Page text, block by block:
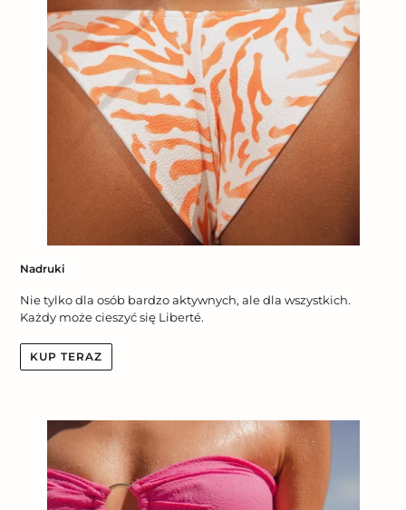
Nadruki
Nie tylko dla osób bardzo aktywnych, ale dla wszystkich.
Każdy może cieszyć się Liberté.
KUP TERAZ